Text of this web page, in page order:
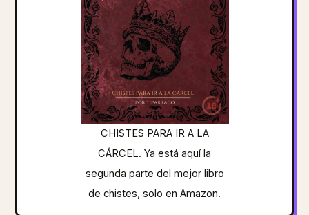
CHISTES PARA IR A LA
CÁRCEL. Ya está aquí la
segunda parte del mejor libro
de chistes, solo en Amazon.